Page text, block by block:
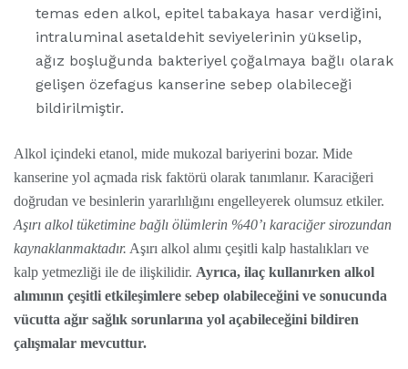
temas eden alkol, epitel tabakaya hasar verdiğini,
intraluminal asetaldehit seviyelerinin yükselip,
ağız boşluğunda bakteriyel çoğalmaya bağlı olarak
gelişen özefagus kanserine sebep olabileceği
bildirilmiştir.
Alkol içindeki etanol, mide mukozal bariyerini bozar. Mide
kanserine yol açmada risk faktörü olarak tanımlanır. Karaciğeri
doğrudan ve besinlerin yararlılığını engelleyerek olumsuz etkiler.
Aşırı alkol tüketimine bağlı ölümlerin %40’ı karaciğer sirozundan
kaynaklanmaktadır. Aşırı alkol alımı çeşitli kalp hastalıkları ve
kalp yetmezliği ile de ilişkilidir. Ayrıca, ilaç kullanırken alkol
alımının çeşitli etkileşimlere sebep olabileceğini ve sonucunda
vücutta ağır sağlık sorunlarına yol açabileceğini bildiren
çalışmalar mevcuttur.